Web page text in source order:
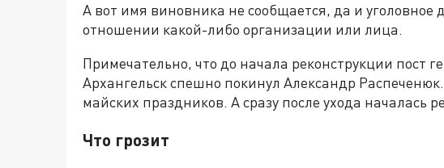
А вот имя виновника не сообщается, да и уголовное
отношении какой-либо организации или лица.
Примечательно, что до начала реконструкции пост
Архангельск спешно покинул Александр
майских праздников. А сразу после ухода началась
Что грозит